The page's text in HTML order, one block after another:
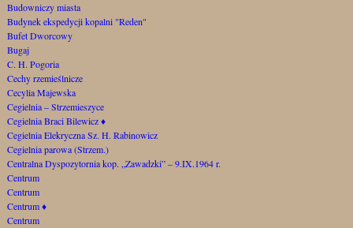
Budowniczy miasta
Budynek ekspedycji kopalni "Reden"
Bufet Dworcowy
Bugaj
C. H. Pogoria
Cechy rzemieślnicze
Cecylia Majewska
Cegielnia – Strzemieszyce
Cegielnia Braci Bilewicz♦
Cegielnia Elekryczna Sz. H. Rabinowicz
Cegielnia parowa (Strzem.)
Centralna Dyspozytornia kop. „Zawadzki” – 9.IX.1964 r.
Centrum
Centrum
Centrum♦
Centrum